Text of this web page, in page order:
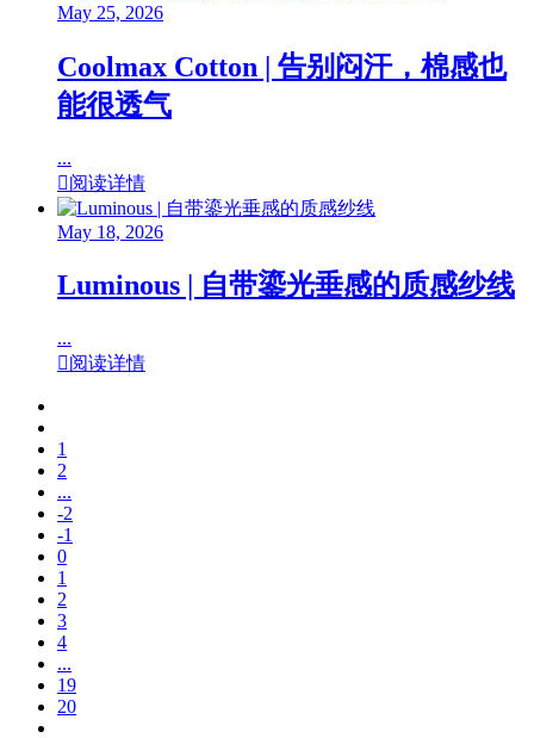
May 25, 2026
Coolmax Cotton | 告别闷汗，棉感也
能很透气
...
阅读详情
May 18, 2026
Luminous | 自带鎏光垂感的质感纱线
...
阅读详情
1
2
...
-2
-1
0
1
2
3
4
...
19
20